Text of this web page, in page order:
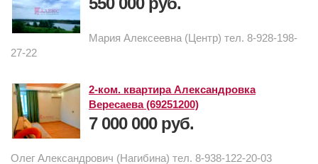
Мария Алексеевна (Центр) тел. 8-928-198-
27-22
2-ком. квартира Александровка
Вересаева (69251200)
7 000 000 руб.
Олег Александрович (Нагибина) тел. 8-938-122-20-03